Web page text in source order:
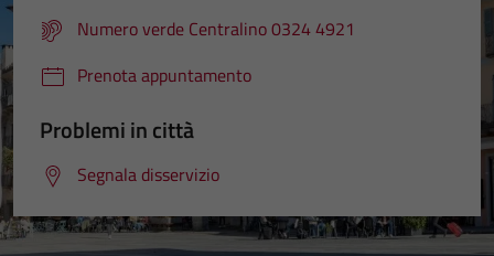
Numero verde Centralino 0324 4921
Prenota appuntamento
Problemi in città
Segnala disservizio